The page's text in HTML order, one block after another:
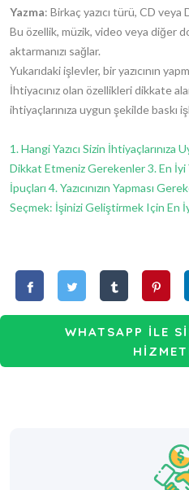
Yazma: Birkaç yazıcı türü, CD
Bu özellik, müzik, video veya diğer
aktarmanızı sağlar.
Yukarıdaki işlevler, bir yazıcının
İhtiyacınız olan özellikleri dikkate
ihtiyaçlarınıza uygun şekilde baskı
1. Hangi Yazıcı Sizin İhtiyaçlarınıza
Dikkat Etmeniz Gerekenler3. En İyi
İpuçları 4. Yazıcınızın Yapması
Seçmek: İşinizi Geliştirmek Için En
WHATSAPP İLE